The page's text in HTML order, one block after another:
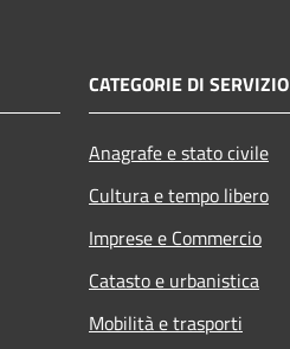
CATEGORIE DI SERVIZIO
Anagrafe e stato civile
Cultura e tempo libero
Imprese e Commercio
Catasto e urbanistica
Mobilità e trasporti